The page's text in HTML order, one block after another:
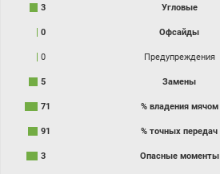
3 Угловые
0 Офсайды
0 Предупреждения
5 Замены
71 % владения мячом
91 % точных передач
3 Опасные моменты